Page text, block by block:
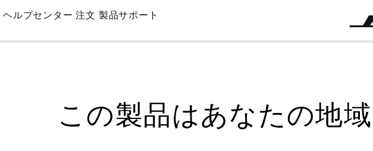
Skip
Main
ヘルプセンター 注文 製品サポート
この製品はあなたの地